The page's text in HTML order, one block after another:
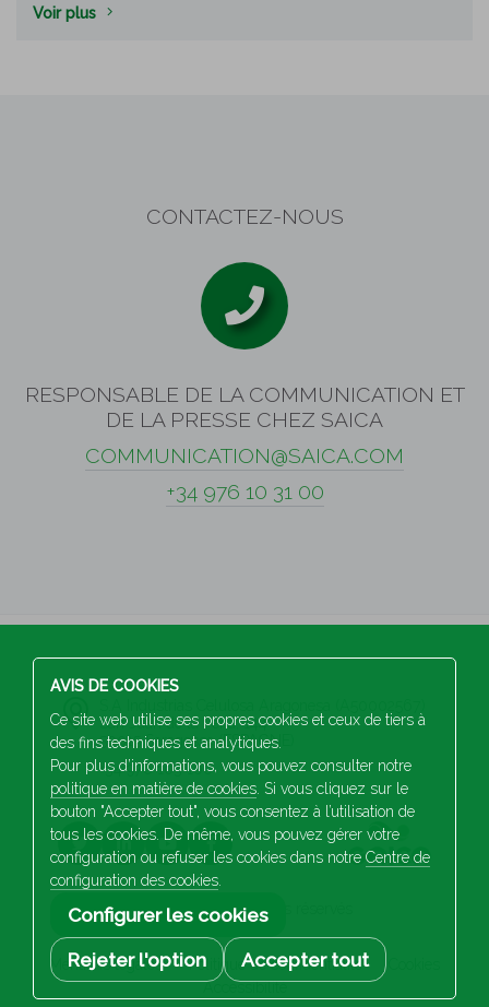
Voir plus
CONTACTEZ-NOUS
RESPONSABLE DE LA COMMUNICATION ET
DE LA PRESSE CHEZ SAICA
COMMUNICATION@SAICA.COM
+34 976 10 31 00
San Juan de la Peña, 144
50015 Saragosse (ESPAGNE)
+34 976 103 100
2026 Saica. Tous droits réservés
Mentions légales Politique de confidentialité
Accessibilité
AVIS DE COOKIES
Ce site web utilise ses propres cookies et ceux de tiers à
des fins techniques et analytiques.
Pour plus d’informations, vous pouvez consulter notre
politique en matière de cookies . Si vous cliquez sur le
bouton "Accepter tout", vous consentez à l’utilisation de
tous les cookies. De même, vous pouvez gérer votre
configuration ou refuser les cookies dans notre Centre de
configuration des cookies
Configurer les cookies
Rejeter l'option
Accepter tout